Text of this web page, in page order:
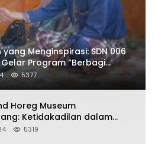
Menginspirasi: SDN 006
Program “Berbagi
Beras”
5377
Horeg Museum
Ketidakadilan dalam
5319